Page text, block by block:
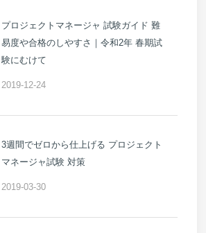
プロジェクトマネージャ 試験ガイド 難
易度や合格のしやすさ｜令和2年 春期試
験にむけて
2019-12-24
3週間でゼロから仕上げる プロジェクト
マネージャ試験 対策
2019-03-30